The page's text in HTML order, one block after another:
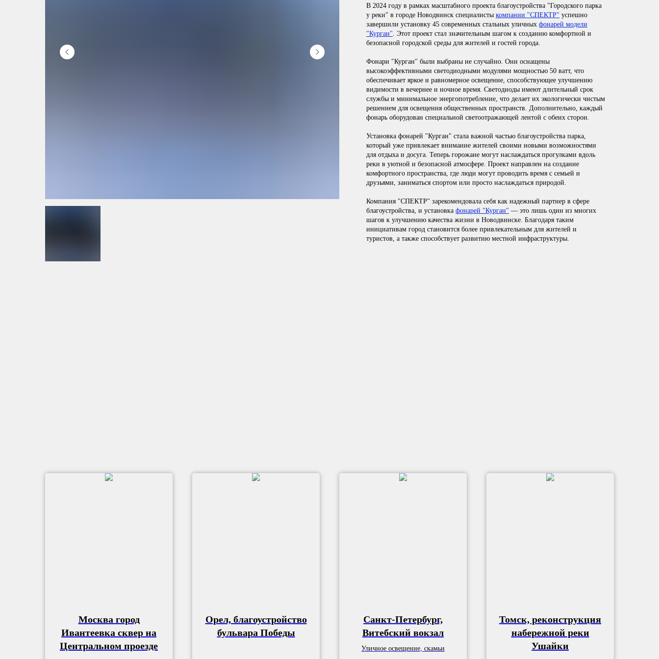
В 2024 году в рамках масштабного проекта благоустройства "Городского парка
у реки" в городе Новодвинск специалисты компании "СПЕКТР" успешно
завершили установку 45 современных стальных уличных фонарей модели
"Курган". Этот проект стал значительным шагом к созданию комфортной и
безопасной городской среды для жителей и гостей города.
Фонари "Курган" были выбраны не случайно. Они оснащены
высокоэффективными светодиодными модулями мощностью 50 ватт, что
обеспечивает яркое и равномерное освещение, способствующее улучшению
видимости в вечернее и ночное время. Светодиоды имеют длительный срок
службы и минимальное энергопотребление, что делает их экологически чистым
решением для освещения общественных пространств. Дополнительно, каждый
фонарь оборудован специальной светоотражающей лентой с обеих сторон.
Установка фонарей "Курган" стала важной частью благоустройства парка,
который уже привлекает внимание жителей своими новыми возможностями
для отдыха и досуга. Теперь горожане могут наслаждаться прогулками вдоль
реки в уютной и безопасной атмосфере. Проект направлен на создание
комфортного пространства, где люди могут проводить время с семьей и
друзьями, заниматься спортом или просто наслаждаться природой.
Компания "СПЕКТР" зарекомендовала себя как надежный партнер в сфере
благоустройства, и установка фонарей "Курган" — это лишь один из многих
шагов к улучшению качества жизни в Новодвинске. Благодаря таким
инициативам город становится более привлекательным для жителей и
туристов, а также способствует развитию местной инфраструктуры.
Москва город
Ивантеевка сквер на
Центральном проезде
Орел, благоустройство
бульвара Победы
Санкт-Петербург,
Витебский вокзал
Уличное освещение, скамьи
Томск, реконструкция
набережной реки
Ушайки